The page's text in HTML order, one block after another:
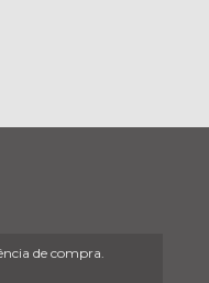
de compra.